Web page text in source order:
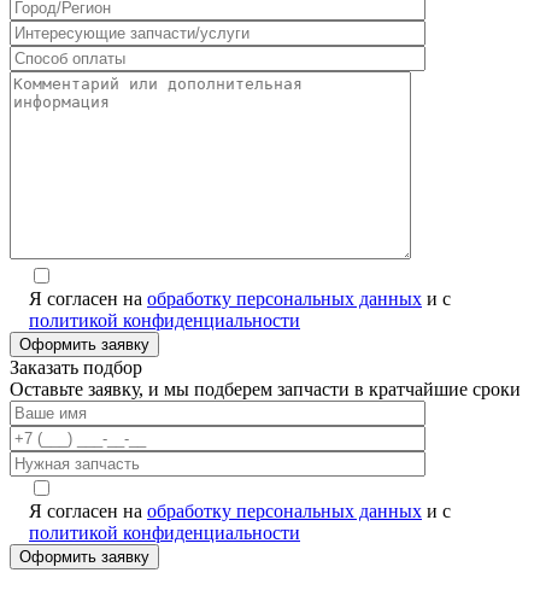
Я согласен на обработку персональных данных и с
политикой конфиденциальности
Заказать подбор
Оставьте заявку, и мы подберем запчасти в кратчайшие сроки
Я согласен на обработку персональных данных и с
политикой конфиденциальности